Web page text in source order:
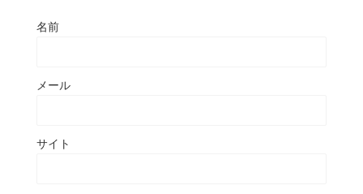
名前
メール
サイト